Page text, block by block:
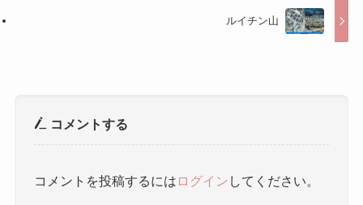
ルイチン山
コメントする
コメントを投稿するには ログイン してください。